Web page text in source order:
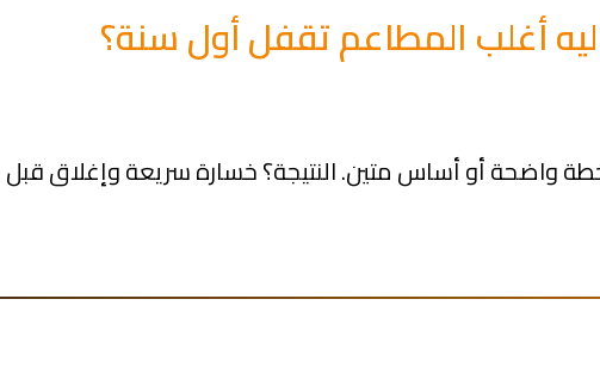
أغلب المطاعم تقفل أول سنة؟
واضحة أو أساس متين. النتيجة؟ خسارة سريعة وإغلاق